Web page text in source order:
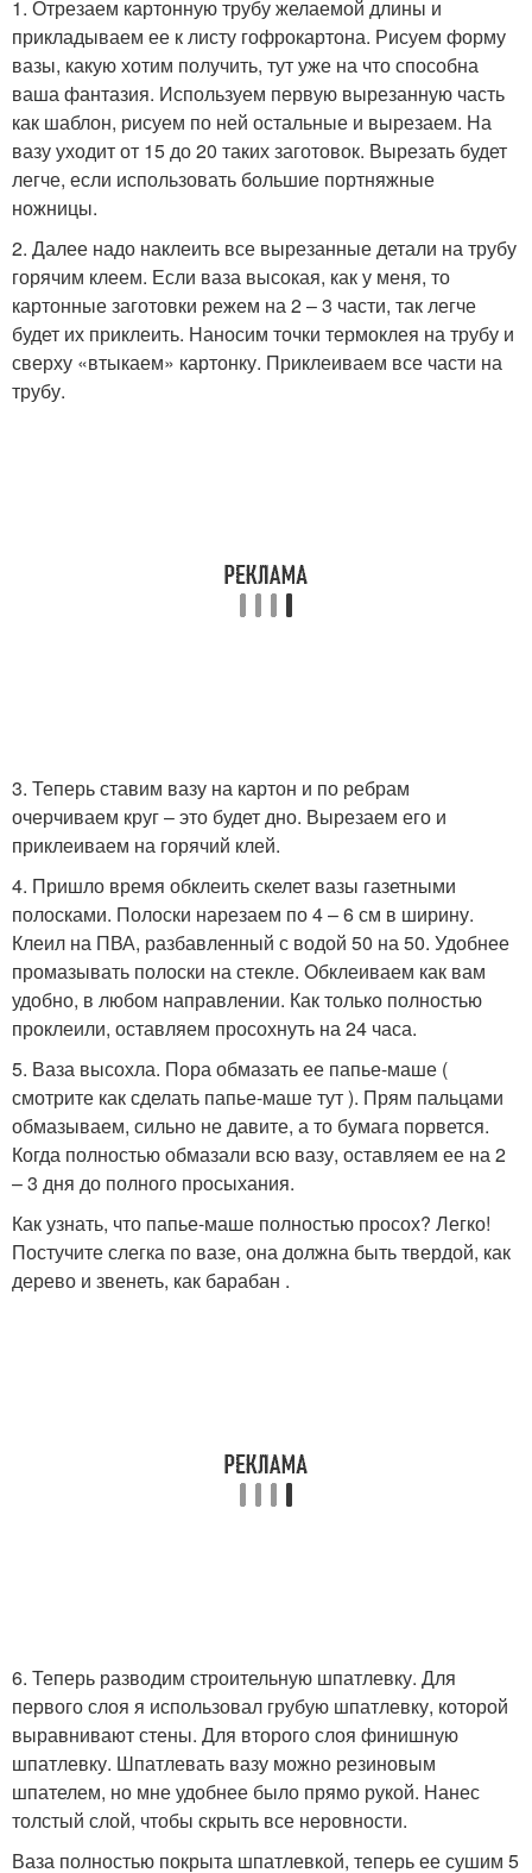
1. Отрезаем картонную трубу желаемой длины и
прикладываем ее к листу гофрокартона. Рисуем форму
вазы, какую хотим получить, тут уже на что способна
ваша фантазия. Используем первую вырезанную часть
как шаблон, рисуем по ней остальные и вырезаем. На
вазу уходит от 15 до 20 таких заготовок. Вырезать будет
легче, если использовать большие портняжные
ножницы.
2. Далее надо наклеить все вырезанные детали на трубу
горячим клеем. Если ваза высокая, как у меня, то
картонные заготовки режем на 2 – 3 части, так легче
будет их приклеить. Наносим точки термоклея на трубу и
сверху «втыкаем» картонку. Приклеиваем все части на
трубу.
3. Теперь ставим вазу на картон и по ребрам
очерчиваем круг – это будет дно. Вырезаем его и
приклеиваем на горячий клей.
4. Пришло время обклеить скелет вазы газетными
полосками. Полоски нарезаем по 4 – 6 см в ширину.
Клеил на ПВА, разбавленный с водой 50 на 50. Удобнее
промазывать полоски на стекле. Обклеиваем как вам
удобно, в любом направлении. Как только полностью
проклеили, оставляем просохнуть на 24 часа.
5. Ваза высохла. Пора обмазать ее папье-маше (
смотрите как сделать папье-маше тут ). Прям пальцами
обмазываем, сильно не давите, а то бумага порвется.
Когда полностью обмазали всю вазу, оставляем ее на 2
– 3 дня до полного просыхания.
Как узнать, что папье-маше полностью просох? Легко!
Постучите слегка по вазе, она должна быть твердой, как
дерево и звенеть, как барабан .
6. Теперь разводим строительную шпатлевку. Для
первого слоя я использовал грубую шпатлевку, которой
выравнивают стены. Для второго слоя финишную
шпатлевку. Шпатлевать вазу можно резиновым
шпателем, но мне удобнее было прямо рукой. Нанес
толстый слой, чтобы скрыть все неровности.
Ваза полностью покрыта шпатлевкой, теперь ее сушим 5